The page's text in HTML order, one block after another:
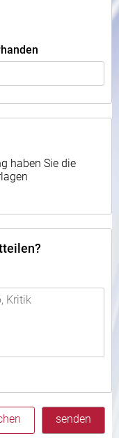
haben Sie die
senden